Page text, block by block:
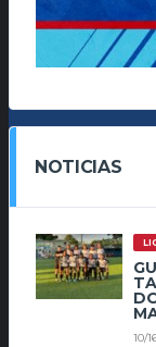
NOTICIAS
10/